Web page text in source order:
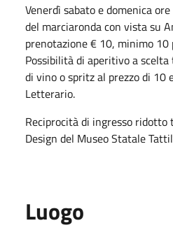
Venerdì sabato e domenica
del marciaronda con vista su
prenotazione € 10, minimo 10
Possibilità di aperitivo a
di vino o spritz al prezzo di 10
Letterario.
Reciprocità di ingresso ridotto
Design del Museo Statale
Luogo